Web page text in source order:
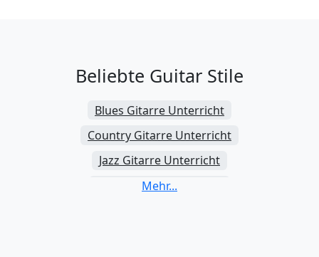
Beliebte Guitar Stile
Blues Gitarre Unterricht
Country Gitarre Unterricht
Jazz Gitarre Unterricht
Rock Gitarre Unterricht